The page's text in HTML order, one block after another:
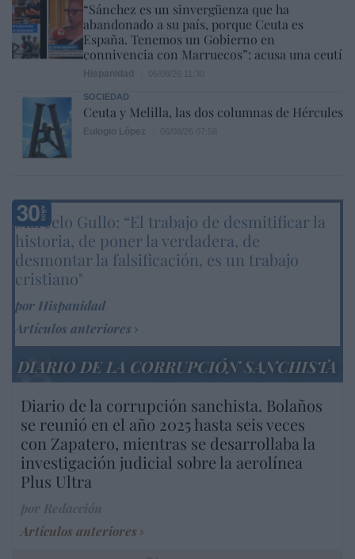
“Sánchez es un sinvergüenza que ha
abandonado a su país, porque Ceuta es
España. Tenemos un Gobierno en
connivencia con Marruecos”: acusa una ceutí
SOCIEDAD
Ceuta y Melilla, las dos columnas de Hércules
Marcelo Gullo: “El trabajo de desmitificar la
historia, de poner la verdadera, de
desmontar la falsificación, es un trabajo
cristiano"
por Hispanidad
Artículos anteriores
DIARIO DE LA CORRUPCIÓN SANCHISTA
Diario de la corrupción sanchista. Bolaños
se reunió en el año 2025 hasta seis veces
con Zapatero, mientras se desarrollaba la
investigación judicial sobre la aerolínea
Plus Ultra
Artículos anteriores